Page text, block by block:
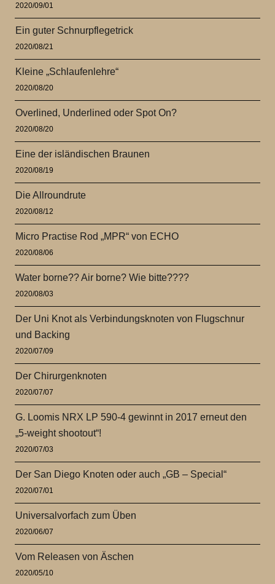
2020/09/01
Ein guter Schnurpflegetrick
2020/08/21
Kleine „Schlaufenlehre“
2020/08/20
Overlined, Underlined oder Spot On?
2020/08/20
Eine der isländischen Braunen
2020/08/19
Die Allroundrute
2020/08/12
Micro Practise Rod „MPR“ von ECHO
2020/08/06
Water borne?? Air borne? Wie bitte????
2020/08/03
Der Uni Knot als Verbindungsknoten von Flugschnur
und Backing
2020/07/09
Der Chirurgenknoten
2020/07/07
G. Loomis NRX LP 590-4 gewinnt in 2017 erneut den
„5-weight shootout“!
2020/07/03
Der San Diego Knoten oder auch „GB – Special“
2020/07/01
Universalvorfach zum Üben
2020/06/07
Vom Releasen von Äschen
2020/05/10